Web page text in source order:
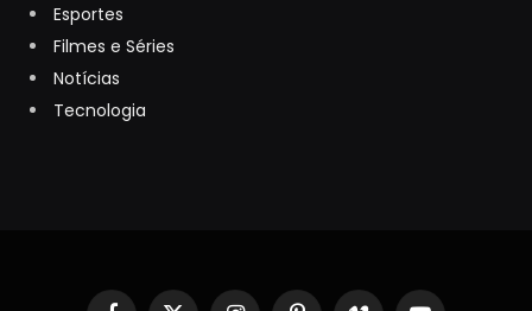
Esportes
Filmes e Séries
Notícias
Tecnologia